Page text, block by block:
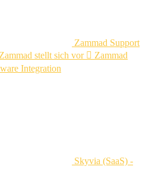
Zammad Support
Zammad stellt sich vor  Zammad
Integration
Skyvia (SaaS) -